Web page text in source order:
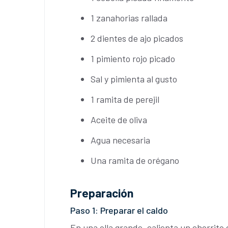
1 zanahorias rallada
2 dientes de ajo picados
1 pimiento rojo picado
Sal y pimienta al gusto
1 ramita de perejil
Aceite de oliva
Agua necesaria
Una ramita de orégano
Preparación
Paso 1: Preparar el caldo